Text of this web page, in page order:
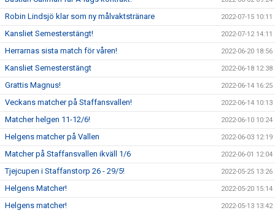
Robin Lindsjö klar som ny målvaktstränare 2022-07-15 10:11
Kansliet Semesterstängt! 2022-07-12 14:11
Herrarnas sista match för våren! 2022-06-20 18:56
Kansliet Semesterstängt 2022-06-18 12:38
Grattis Magnus! 2022-06-14 16:25
Veckans matcher på Staffansvallen! 2022-06-14 10:13
Matcher helgen 11-12/6! 2022-06-10 10:24
Helgens matcher på Vallen 2022-06-03 12:19
Matcher på Staffansvallen ikväll 1/6 2022-06-01 12:04
Tjejcupen i Staffanstorp 26 - 29/5! 2022-05-25 13:26
Helgens Matcher! 2022-05-20 15:14
Helgens matcher! 2022-05-13 13:42